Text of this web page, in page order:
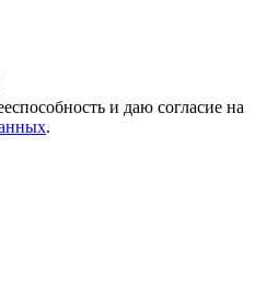
и даю согласие на
.